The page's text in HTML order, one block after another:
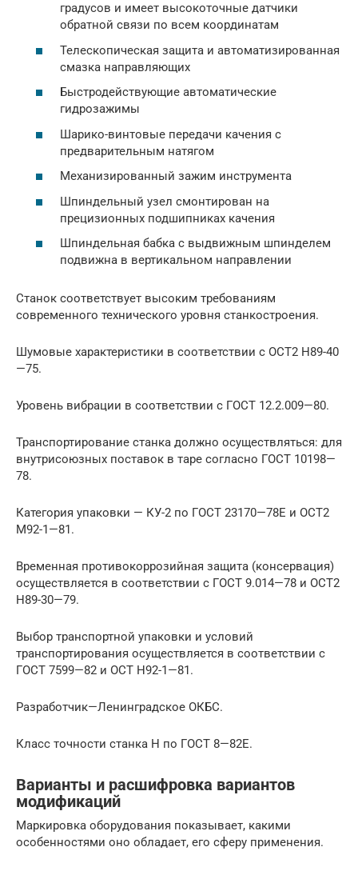
градусов и имеет высокоточные датчики
обратной связи по всем координатам
Телескопическая защита и автоматизированная
смазка направляющих
Быстродействующие автоматические
гидрозажимы
Шарико-винтовые передачи качения с
предварительным натягом
Механизированный зажим инструмента
Шпиндельный узел смонтирован на
прецизионных подшипниках качения
Шпиндельная бабка с выдвижным шпинделем
подвижна в вертикальном направлении
Станок соответствует высоким требованиям
современного технического уровня станкостроения.
Шумовые характеристики в соответствии с ОСТ2 Н89-40
—75.
Уровень вибрации в соответствии с ГОСТ 12.2.009—80.
Транспортирование станка должно осуществляться: для
внутрисоюзных поставок в таре согласно ГОСТ 10198—
78.
Категория упаковки — КУ-2 по ГОСТ 23170—78Е и ОСТ2
М92-1—81.
Временная противокоррозийная защита (консервация)
осуществляется в соответствии с ГОСТ 9.014—78 и ОСТ2
Н89-30—79.
Выбор транспортной упаковки и условий
транспортирования осуществляется в соответствии с
ГОСТ 7599—82 и ОСТ Н92-1—81.
Разработчик—Ленинградское ОКБС.
Класс точности станка Н по ГОСТ 8—82Е.
Варианты и расшифровка вариантов
модификаций
Маркировка оборудования показывает, какими
особенностями оно обладает, его сферу применения.